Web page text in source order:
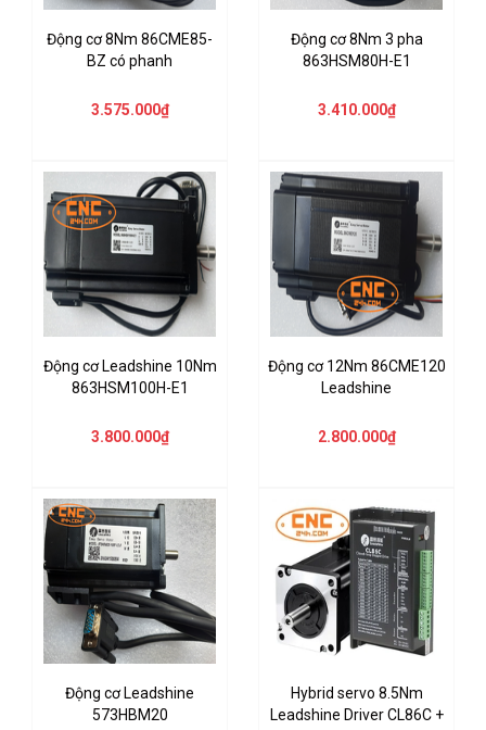
Động cơ 8Nm 86CME85-
BZ có phanh
3.575.000₫
Động cơ 8Nm 3 pha
863HSM80H-E1
3.410.000₫
Động cơ Leadshine 10Nm
863HSM100H-E1
3.800.000₫
Động cơ 12Nm 86CME120
Leadshine
2.800.000₫
Động cơ Leadshine
573HBM20
Hybrid servo 8.5Nm
Leadshine Driver CL86C +